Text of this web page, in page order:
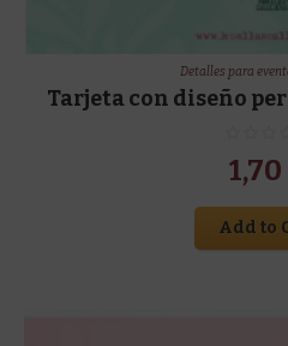
Detalles para
Tarjeta con diseño
1,70
Add to